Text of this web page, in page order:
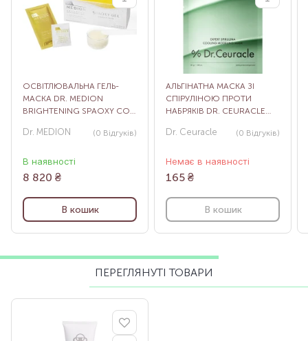
ОСВІТЛЮВАЛЬНА ГЕЛЬ-
МАСКА DR. MEDION
BRIGHTENING SPAOXY CO2
Dr. MEDION (0 Відгуків)
В наявності
8 820 ₴
В кошик
АЛЬГІНАТНА МАСКА ЗІ
СПІРУЛІНОЮ ПРОТИ
НАБРЯКІВ DR. CEURACLE
MODELING MASK, 30 Г
Dr. Ceuracle (0 Відгуків)
Немає в наявності
165 ₴
В кошик
ПЕРЕГЛЯНУТІ ТОВАРИ